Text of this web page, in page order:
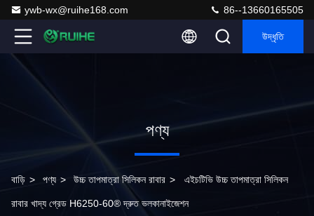
ywb-wx@ruihe168.com 86--13660165505
উদ্ধৃতি
পণ্য
বাড়ি > পণ্য > উচ্চ তাপমাত্রা সিলিকন রাবার > এইচটিভি উচ্চ তাপমাত্রা সিলিকন
রাবার খাদ্য গ্রেড H6250-60® দ্রুত ভলকানাইজেশন